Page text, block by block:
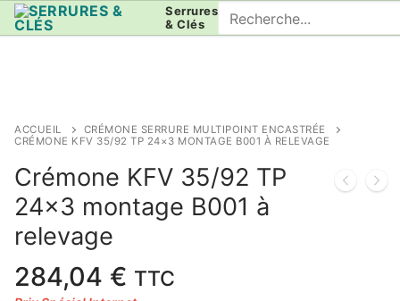
Aller
au
Serrures
& Clés
Rechercher
:
ACCUEIL
CRÉMONE SERRURE MULTIPOINT ENCASTRÉE
CRÉMONE KFV 35/92 TP 24×3 MONTAGE B001 À RELEVAGE
Crémone KFV 35/92 TP
24×3 montage B001 à
relevage
284,04 € TTC